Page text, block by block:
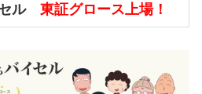
セル 東証グロース上場！